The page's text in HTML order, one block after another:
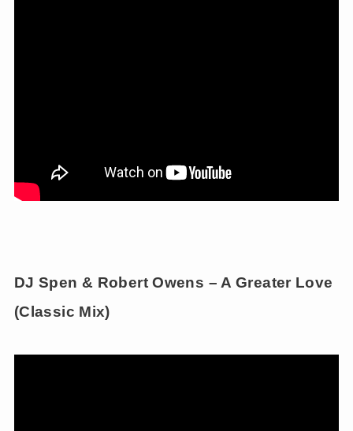
DJ Spen & Robert Owens – A Greater Love
(Classic Mix)